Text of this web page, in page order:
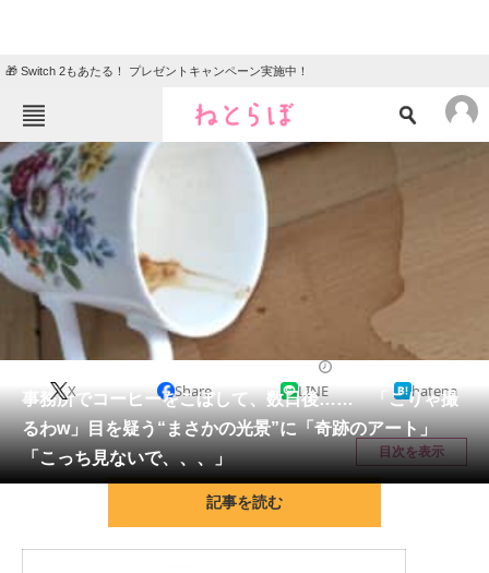
🎁 Switch 2もあたる！ プレゼントキャンペーン実施中！
ねとらぼメニュー
TOP ニュース
エンタメ クイズ
グルメ 地域
住まい 教育・育児
会員記事
メディア
注目記事を集めた総合ページ
事務所でコーヒーをこぼして、数日後…… 「こりゃ撮
るわw」目を疑う“まさかの光景”に「奇跡のアート」
「こっち見ないで、、、」
X Share LINE hatena
目次を表示
記事を読む